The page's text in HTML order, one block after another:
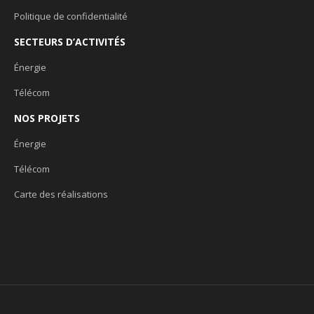
Politique de confidentialité
SECTEURS D’ACTIVITÉS
Énergie
Télécom
NOS PROJETS
Énergie
Télécom
Carte des réalisations